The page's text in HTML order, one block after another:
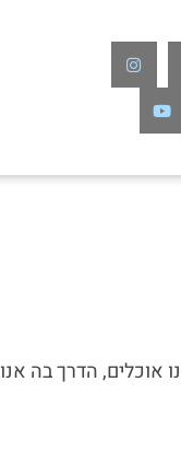
אוכלים, הדרך בה אנו